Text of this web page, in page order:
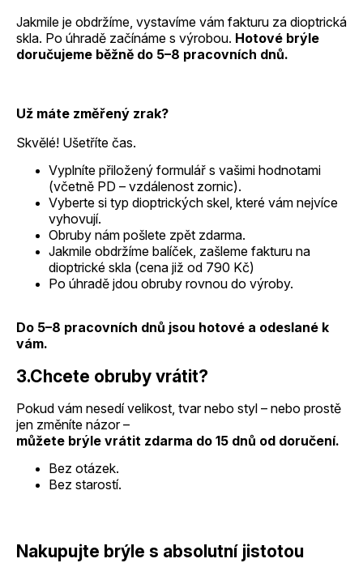
Jakmile je obdržíme, vystavíme vám fakturu za dioptrická
skla. Po úhradě začínáme s výrobou. Hotové brýle
doručujeme běžně do 5–8 pracovních dnů.
Už máte změřený zrak?
Skvělé! Ušetříte čas.
Vyplníte přiložený formulář s vašimi hodnotami
(včetně PD – vzdálenost zornic).
Vyberte si typ dioptrických skel, které vám nejvíce
vyhovují.
Obruby nám pošlete zpět zdarma.
Jakmile obdržíme balíček, zašleme fakturu na
dioptrické skla (cena již od 790 Kč)
Po úhradě jdou obruby rovnou do výroby.
Do 5–8 pracovních dnů jsou hotové a odeslané k
vám.
3.Chcete obruby vrátit?
Pokud vám nesedí velikost, tvar nebo styl – nebo prostě
jen změníte názor –
můžete brýle vrátit zdarma do 15 dnů od doručení.
Bez otázek.
Bez starostí.
Nakupujte brýle s absolutní jistotou